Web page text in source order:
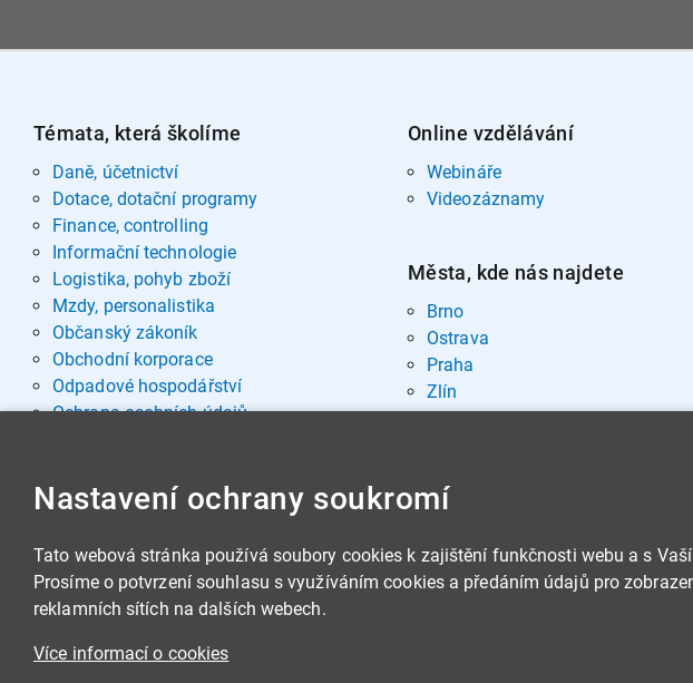
Témata, která školíme
Daně, účetnictví
Dotace, dotační programy
Finance, controlling
Informační technologie
Logistika, pohyb zboží
Mzdy, personalistika
Občanský zákoník
Obchodní korporace
Odpadové hospodářství
Ochrana osobních údajů
Sociální oblast
Stavby, nemovitosti
Veřejná správa
Veřejné zakázky
Životní prostředí
Online vzdělávání
Webináře
Videozáznamy
Města, kde nás najdete
Brno
Ostrava
Praha
Zlín
Nastavení ochrany soukromí
Tato webová stránka používá soubory cookies k zajištění funkčnosti webu a s
Prosíme o potvrzení souhlasu s využíváním cookies a předáním údajů pro
reklamních sítích na dalších webech.
Více informací o cookies